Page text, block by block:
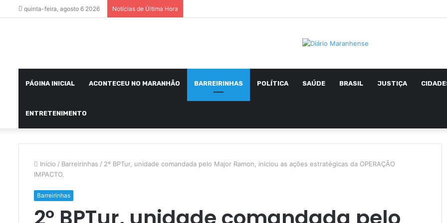
quinta-feira, agosto 6 2026 Notícias de Última Hora
PÁGINA INICIAL ACONTECEU NO MARANHÃO BARREIRINHAS POLÍTICA SAÚDE BRASIL JUSTIÇA
ENTRETENIMENTO
Início / Barreirinhas / 2º BPTur, unidade comandada pelo Major Ramon, iniciou as ações estratégicas da OPERAÇÃO
IMPACTO.
Barreirinhas